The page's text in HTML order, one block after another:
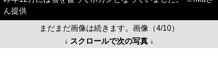
ん提供
まだまだ画像は続きます。画像（4/10）
↓ スクロールで次の写真 ↓